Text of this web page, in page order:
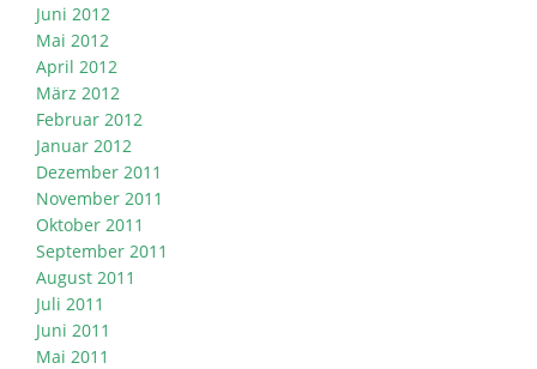
Juni 2012
Mai 2012
April 2012
März 2012
Februar 2012
Januar 2012
Dezember 2011
November 2011
Oktober 2011
September 2011
August 2011
Juli 2011
Juni 2011
Mai 2011